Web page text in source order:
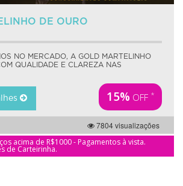
DE OURO
NO MERCADO, A GOLD MARTELINHO
QUALIDADE E CLAREZA NAS
15% OFF *
7804 visualizações
acima de R$1000 - Pagamentos à vista.
de Carteirinha.